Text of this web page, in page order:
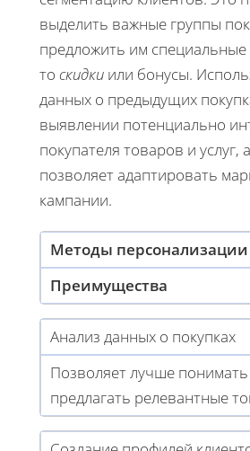
выделить важные группы
предложить им специальные
то скидки или бонусы.
данных о предыдущих
выявлении потенциально
покупателя товаров и услуг,
позволяет адаптировать
кампании.
Методы персонализации
Преимущества
Анализ данных о покупках
Позволяет лучше понимать
предлагать релевантные